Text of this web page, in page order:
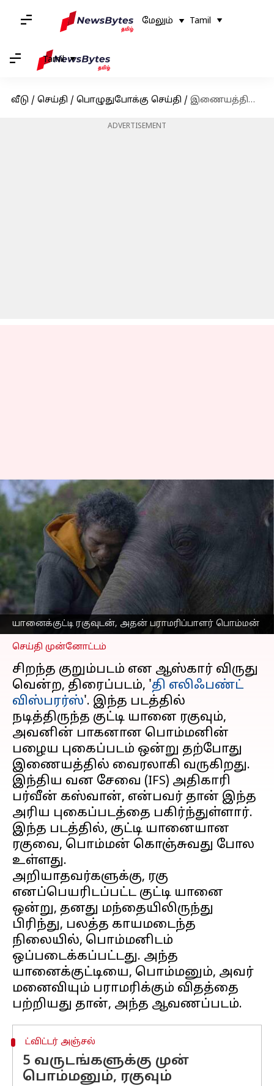
மேலும் Tamil
Tamil
வீடு / செய்தி / பொழுதுபோக்கு செய்தி / இணையத்தில் வைரலாகும் அரிய புகைப்படம்: 'தி எலிஃபண்ட் விஸ்பரர்ஸ்' பொம்மனும், குட்டி யானை ரகுவும்
ADVERTISEMENT
யானைக்குட்டி ரகுவுடன், அதன் பராமரிப்பாளர் பொம்மன்
இணையத்தில்
வைரலாகும் அரிய
புகைப்படம்: 'தி
எலிஃபண்ட் விஸ்பரர்ஸ்'
பொம்மனும், குட்டி யானை
ரகுவும்
எழுதியவர் Venkatalakshmi V Mar 30, 2023
செய்தி முன்னோட்டம்
சிறந்த குறும்படம் என ஆஸ்கார் விருது
வென்ற, திரைப்படம், 'தி எலிஃபண்ட்
விஸ்பரர்ஸ்'. இந்த படத்தில்
நடித்திருந்த குட்டி யானை ரகுவும்,
அவனின் பாகனான பொம்மனின்
பழைய புகைப்படம் ஒன்று தற்போது
இணையத்தில் வைரலாகி வருகிறது.
இந்திய வன சேவை (IFS) அதிகாரி
பர்வீன் கஸ்வான், என்பவர் தான் இந்த
அரிய புகைப்படத்தை பகிர்ந்துள்ளார்.
இந்த படத்தில், குட்டி யானையான
ரகுவை, பொம்மன் கொஞ்சுவது போல
உள்ளது.
அறியாதவர்களுக்கு, ரகு
எனப்பெயரிடப்பட்ட குட்டி யானை
ஒன்று, தனது மந்தையிலிருந்து
பிரிந்து, பலத்த காயமடைந்த
நிலையில், பொம்மனிடம்
ஒப்படைக்கப்பட்டது. அந்த
யானைக்குட்டியை, பொம்மனும், அவர்
மனைவியும் பராமரிக்கும் விதத்தை
ட்விட்டர் அஞ்சல்
5 வருடங்களுக்கு முன்
பொம்மனும், ரகுவும்